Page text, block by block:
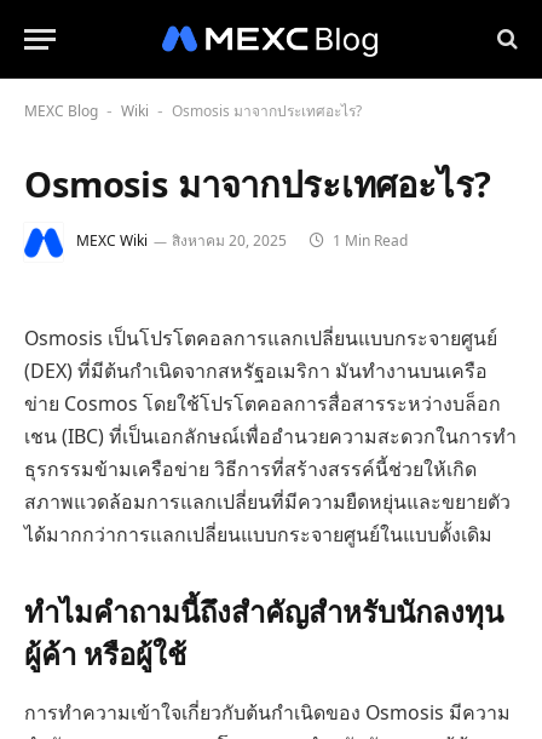
MEXC Blog - Wiki - Osmosis มาจากประเทศอะไร?
Osmosis มาจากประเทศอะไร?
MEXC Wiki สิงหาคม 20, 2025 1 Min Read
Osmosis เป็นโปรโตคอลการแลกเปลี่ยนแบบกระจายศูนย์
(DEX) ที่มีต้นกำเนิดจากสหรัฐอเมริกา มันทำงานบนเครือ
ข่าย Cosmos โดยใช้โปรโตคอลการสื่อสารระหว่างบล็อก
เชน (IBC) ที่เป็นเอกลักษณ์เพื่ออำนวยความสะดวกในการทำ
ธุรกรรมข้ามเครือข่าย วิธีการที่สร้างสรรค์นี้ช่วยให้เกิด
สภาพแวดล้อมการแลกเปลี่ยนที่มีความยืดหยุ่นและขยายตัว
ได้มากกว่าการแลกเปลี่ยนแบบกระจายศูนย์ในแบบดั้งเดิม
ทำไมคำถามนี้ถึงสำคัญสำหรับนักลงทุน
ผู้ค้า หรือผู้ใช้
การทำความเข้าใจเกี่ยวกับต้นกำเนิดของ Osmosis มีความ